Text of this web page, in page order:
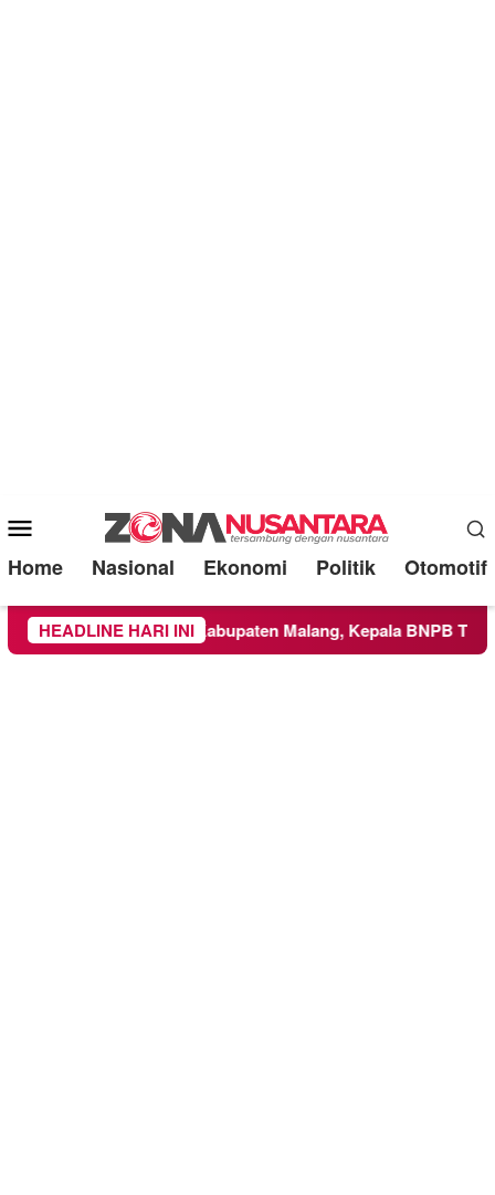
Mobile
Menu
Home Nasional Ekonomi Politik Otomotif
HEADLINE HARI INI
ke Wilayah Kabupaten Malang, Kepala BNPB Tinjau